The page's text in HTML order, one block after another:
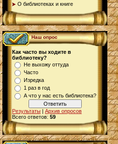
О библиотеках и книге
Наш опрос
Как часто вы ходите в
библиотеку?
Не выхожу оттуда
Часто
Изредка
1 раз в год
А что у нас есть библиотека?
Результаты | Архив опросов
Всего ответов: 59